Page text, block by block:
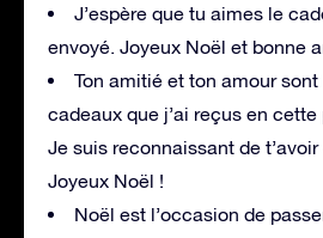
J’espère que tu aimes le
envoyé. Joyeux Noël et bonne
Ton amitié et ton amour
cadeaux que j’ai reçus en
Je suis reconnaissant de t’avoir
Joyeux Noël !
Noël est l’occasion de